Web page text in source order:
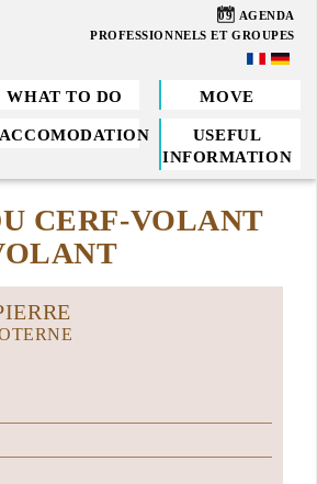
09 AGENDA
PROFESSIONNELS ET GROUPES
WHAT TO DO MOVE
ACCOMODATION
USEFUL
INFORMATION
CERF-VOLANT